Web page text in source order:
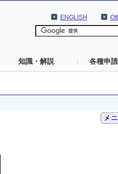
ENGLISH
知識・解説 各種申